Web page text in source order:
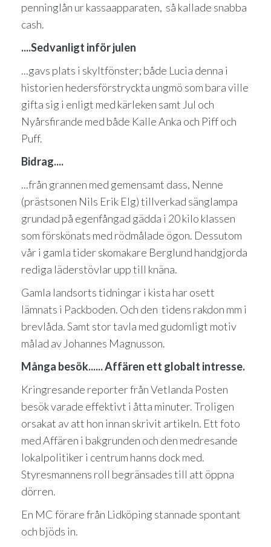
penninglån ur kassaapparaten, så kallade snabba
cash.
....Sedvanligt inför julen
...gavs plats i skyltfönster; både Lucia denna i
historien hedersförstryckta ungmö som bara ville
gifta sig i enligt med kärleken samt Jul och
Nyårsfirande med både Kalle Anka och Piff och
Puff.
Bidrag....
...från grannen med gemensamt dass, Nenne
(prästsonen Nils Erik Elg) tillverkad sänglampa
grundad på egenfångad gädda i 20 kilo klassen
som förskönats med rödmålade ögon. Dessutom
vår i gamla tider skomakare Berglund handgjorda
rediga läderstövlar upp till knäna.
Gamla landsorts tidningar i kista har osett
lämnats i Packboden. Och den tidens rakdon mm i
brevlåda. Samt stor tavla med gudomligt motiv
målad av Johannes Magnusson.
Många besök...... Affären ett globalt intresse.
Kringresande reporter från Vetlanda Posten
besök varade effektivt i åtta minuter. Troligen
orsakat av att hon innan skrivit artikeln. Ett foto
med Affären i bakgrunden och den medresande
lokalpolitiker i centrum hanns dock med.
Styresmannens roll begränsades till att öppna
dörren.
En MC förare från Lidköping stannade spontant
och bjöds in.